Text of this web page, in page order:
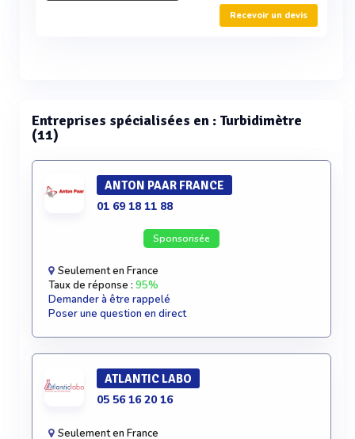
Recevoir un devis
Entreprises spécialisées en : Turbidimètre
(11)
ANTON PAAR FRANCE
01 69 18 11 88
Sponsorisée
Seulement en France
Taux de réponse : 95%
Demander à être rappelé
Poser une question en direct
ATLANTIC LABO
05 56 16 20 16
Seulement en France